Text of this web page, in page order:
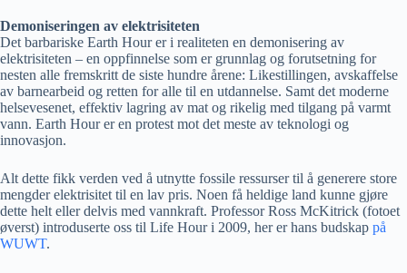
Demoniseringen av elektrisiteten
Det barbariske Earth Hour er i realiteten en demonisering av
elektrisiteten – en oppfinnelse som er grunnlag og forutsetning for
nesten alle fremskritt de siste hundre årene: Likestillingen, avskaffelse
av barnearbeid og retten for alle til en utdannelse. Samt det moderne
helsevesenet, effektiv lagring av mat og rikelig med tilgang på varmt
vann. Earth Hour er en protest mot det meste av teknologi og
innovasjon.
Alt dette fikk verden ved å utnytte fossile ressurser til å generere store
mengder elektrisitet til en lav pris. Noen få heldige land kunne gjøre
dette helt eller delvis med vannkraft. Professor Ross McKitrick (fotoet
øverst) introduserte oss til Life Hour i 2009, her er hans budskap på
WUWT.